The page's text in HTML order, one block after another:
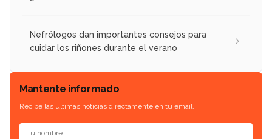
Nefrólogos dan importantes consejos para
cuidar los riñones durante el verano
Mantente informado
Recibe las últimas noticias directamente en tu email.